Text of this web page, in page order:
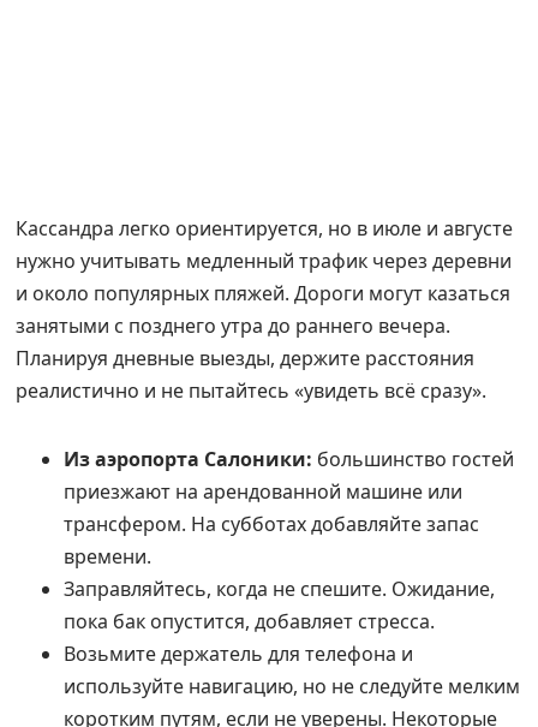
Кассандра легко ориентируется, но в июле и августе
нужно учитывать медленный трафик через деревни
и около популярных пляжей. Дороги могут казаться
занятыми с позднего утра до раннего вечера.
Планируя дневные выезды, держите расстояния
реалистично и не пытайтесь «увидеть всё сразу».
Из аэропорта Салоники: большинство гостей
приезжают на арендованной машине или
трансфером. На субботах добавляйте запас
времени.
Заправляйтесь, когда не спешите. Ожидание,
пока бак опустится, добавляет стресса.
Возьмите держатель для телефона и
используйте навигацию, но не следуйте мелким
коротким путям, если не уверены. Некоторые